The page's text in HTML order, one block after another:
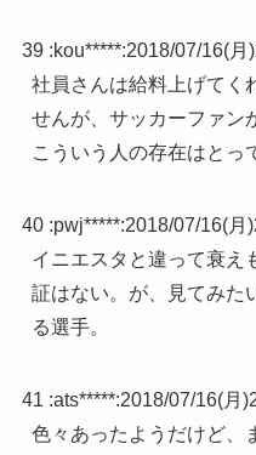
39 :kou*****:2018/07/16(月
社員さんは給料上げてく
せんが、サッカーファン
こういう人の存在はとっ
40 :pwj*****:2018/07/16(月
イニエスタと違って衰え
証はない。が、見てみた
る選手。
41 :ats*****:2018/07/16(月
色々あったようだけど、